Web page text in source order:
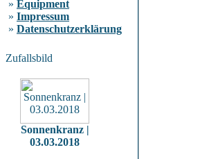
» Equipment
» Impressum
» Datenschutzerklärung
Zufallsbild
Sonnenkranz |
03.03.2018